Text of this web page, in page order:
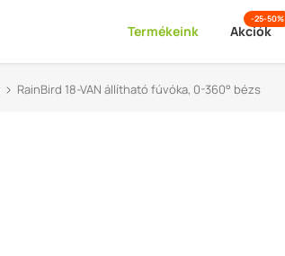
Termékeink Akciók
-25-50%
RainBird 18-VAN állítható fúvóka, 0-360° bézs